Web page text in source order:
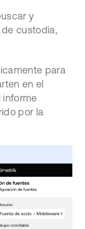
y
custodia,
para
en el
informe
por la